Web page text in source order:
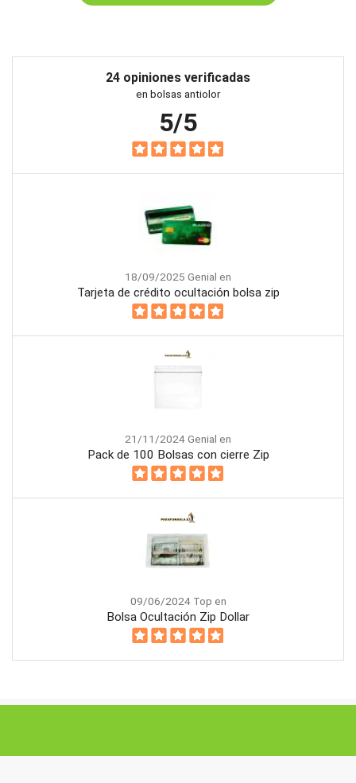
24 opiniones verificadas
en bolsas antiolor
5/5
18/09/2025 Genial en
Tarjeta de crédito ocultación bolsa zip
21/11/2024 Genial en
Pack de 100 Bolsas con cierre Zip
09/06/2024 Top en
Bolsa Ocultación Zip Dollar